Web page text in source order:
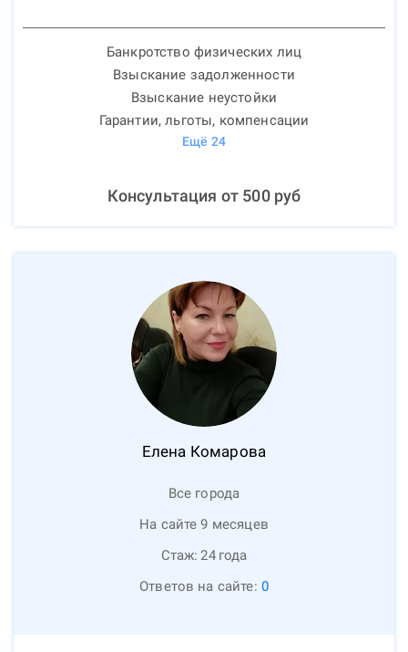
Банкротство физических лиц
Взыскание задолженности
Взыскание неустойки
Гарантии, льготы, компенсации
Ещё 24
Консультация от 500руб
Елена Комарова
Все города
На сайте 9 месяцев
Стаж: 24 года
Ответов на сайте: 0